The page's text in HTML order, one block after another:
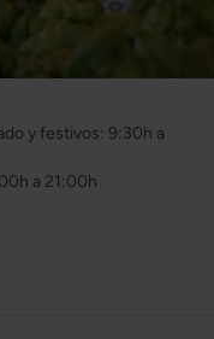
y festivos: 9:30h a
a 21:00h